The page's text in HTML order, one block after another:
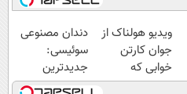
ویدیو هولناک از
جوان کارتن
خوابی که
میلیاردر شد.
دندان مصنوعی
سوئیسی:
جدیدترین
فناوری اروپا،